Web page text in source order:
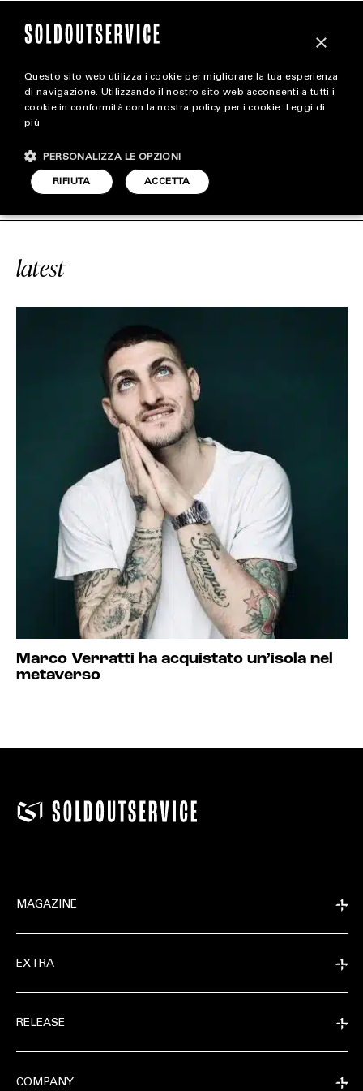
magazine
STYLE
FOOTWEAR
#THE SANDBOX
latest
Marco Verratti ha acquistato un’isola nel
metaverso
MAGAZINE
EXTRA
RELEASE
COMPANY
×
Questo sito web utilizza i cookie per migliorare la tua esperienza
di navigazione. Utilizzando il nostro sito web acconsenti a tutti i
cookie in conformità con la nostra policy per i cookie. Leggi di
più
ACCETTA
RIFIUTA
PERSONALIZZA LE OPZIONI